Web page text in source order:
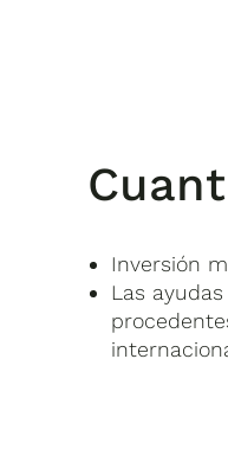
Inversión
Las